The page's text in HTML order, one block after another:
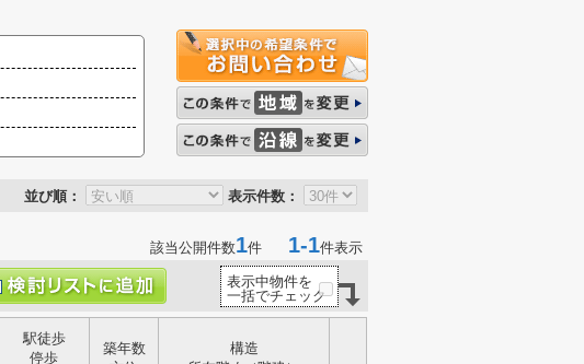
並び順： 表示件数：
該当公開件数1件 1-1件表示
表示中物件を
一括でチェック
駅徒歩
停歩
築年数
構造